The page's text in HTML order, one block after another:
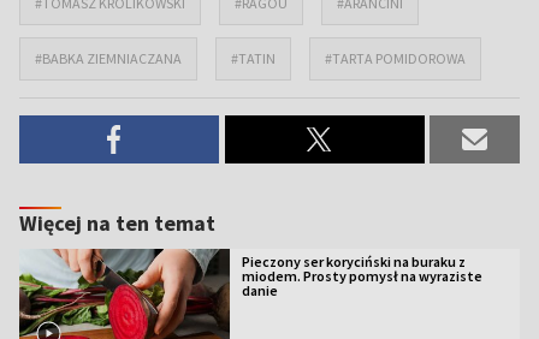
#BABKA ZIEMNIACZANA #TATIN #TARTA POMIDOROWA
Więcej na ten temat
Pieczony ser koryciński na buraku z
miodem. Prosty pomysł na wyraziste
danie